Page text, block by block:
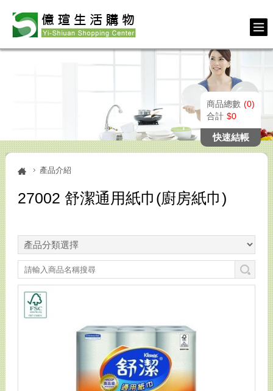
商品總數
0
合計
0
快速結帳
產品介紹
27002 舒潔通用紙巾(廚房紙巾)